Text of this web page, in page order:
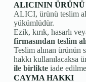
ALICININ
ALICI, ürünü teslim
yükümlüdür.
Ezik, kırık, hasarlı
firmasından teslim
Teslim alınan ürünün
hakkı kullanılacaksa
ile birlikteiade
CAYMA HAKKI